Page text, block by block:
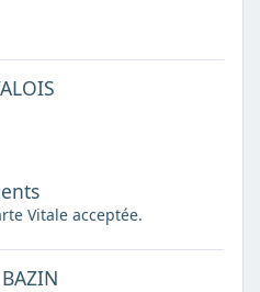
Vitale acceptée.